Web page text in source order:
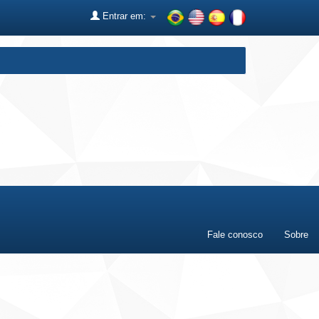
Entrar em:
Fale conosco Sobre